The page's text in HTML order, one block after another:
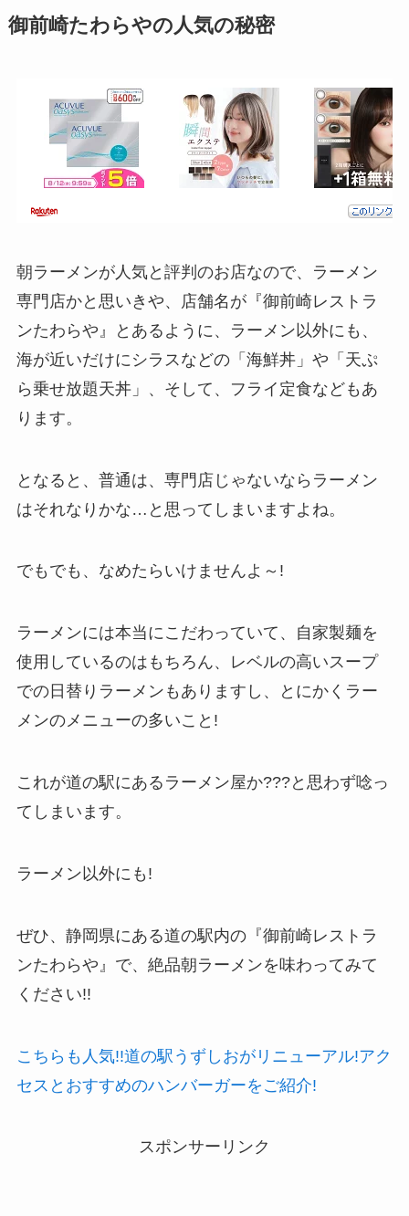
御前崎たわらやの人気の秘密
朝ラーメンが人気と評判のお店なので、ラーメン
専門店かと思いきや、店舗名が『御前崎レストラ
ンたわらや』とあるように、ラーメン以外にも、
海が近いだけにシラスなどの「海鮮丼」や「天ぷ
ら乗せ放題天丼」、そして、フライ定食などもあ
ります。
となると、普通は、専門店じゃないならラーメン
はそれなりかな…と思ってしまいますよね。
でもでも、なめたらいけませんよ～!
ラーメンには本当にこだわっていて、自家製麺を
使用しているのはもちろん、レベルの高いスープ
での日替りラーメンもありますし、とにかくラー
メンのメニューの多いこと!
これが道の駅にあるラーメン屋か???と思わず唸っ
てしまいます。
ラーメン以外にも!
ぜひ、静岡県にある道の駅内の『御前崎レストラ
ンたわらや』で、絶品朝ラーメンを味わってみて
ください!!
こちらも人気!!道の駅うずしおがリニューアル!アク
セスとおすすめのハンバーガーをご紹介!
スポンサーリンク